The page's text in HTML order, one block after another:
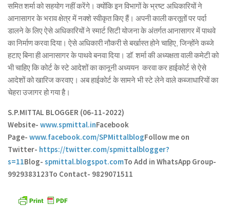
समित शर्मा को सहयोग नहीं करेंगे। क्योंकि इन विभागों के भ्रष्ट अधिकारियों ने
आनासागर के भराव क्षेत्र में नक्शे स्वीकृत किए हैं। अपनी काली करतूतों पर पर्दा
डालने के लिए ऐसे अधिकारियों ने स्मार्ट सिटी योजना के अंतर्गत आनासागर में पाथवे
का निर्माण करवा दिया। ऐसे अधिकारी नौकरी से बर्खास्त होने चाहिए, जिन्होंने कब्जे
हटाए बिना ही आनासागर के पाथवे बनवा दिया। डॉ. शर्मा की अध्यक्षता वाली कमेटी को
भी चाहिए कि कोर्ट के स्टे आदेशों का कानूनी अध्ययन करवा कर हाईकोर्ट से ऐसे
आदेशों को खारिज करवाए। अब हाईकोर्ट के सामने भी स्टे लेने वाले कब्जाधारियों का
चेहरा उजागर हो गया है।
S.P.MITTAL BLOGGER (06-11-2022)
Website- www.spmittal.inFacebook
Page- www.facebook.com/SPMittalblogFollow me on
Twitter- https://twitter.com/spmittalblogger?
s=11Blog- spmittal.blogspot.comTo Add in WhatsApp Group-
9929383123To Contact- 9829071511